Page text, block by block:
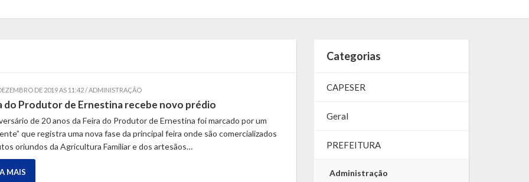
DE 2019 AS 11:42 / ADMINISTRAÇÃO
do Produtor de Ernestina recebe novo prédio
de 20 anos da Feira do Produtor de Ernestina foi marcado por um
que registra uma nova fase da principal feira onde são comercializados
oriundos da Agricultura Familiar e dos artesãos…
MAIS
Categorias
CAPESER
Geral
PREFEITURA
Administração